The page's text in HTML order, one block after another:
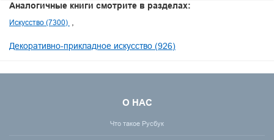
Аналогичные книги смотрите в разделах:
Искусство (7300)
Декоративно-прикладное искусство (926)
О НАС
Что такое Русбук